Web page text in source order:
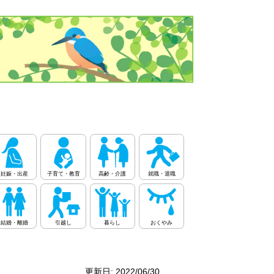
更新日: 2022/06/30
妊娠・出産 子育て・教育 高齢・介護 就職・退職
結婚・離婚 引越し 暮らし おくやみ